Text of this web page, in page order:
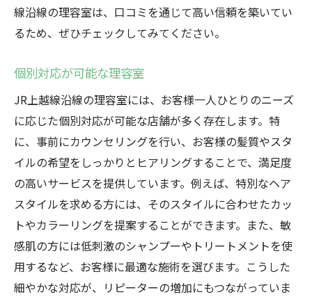
線沿線の理容室は、口コミを通じて高い信頼を築いてい
るため、ぜひチェックしてみてください。
個別対応が可能な理容室
JR上越線沿線の理容室には、お客様一人ひとりのニーズ
に応じた個別対応が可能な店舗が多く存在します。特
に、事前にカウンセリングを行い、お客様の髪質やスタ
イルの希望をしっかりとヒアリングすることで、満足度
の高いサービスを提供しています。例えば、特別なヘア
スタイルを求める方には、そのスタイルに合わせたカッ
トやカラーリングを提案することができます。また、敏
感肌の方には低刺激のシャンプーやトリートメントを使
用するなど、お客様に最適な施術を選びます。こうした
細やかな対応が、リピーターの増加にもつながっていま